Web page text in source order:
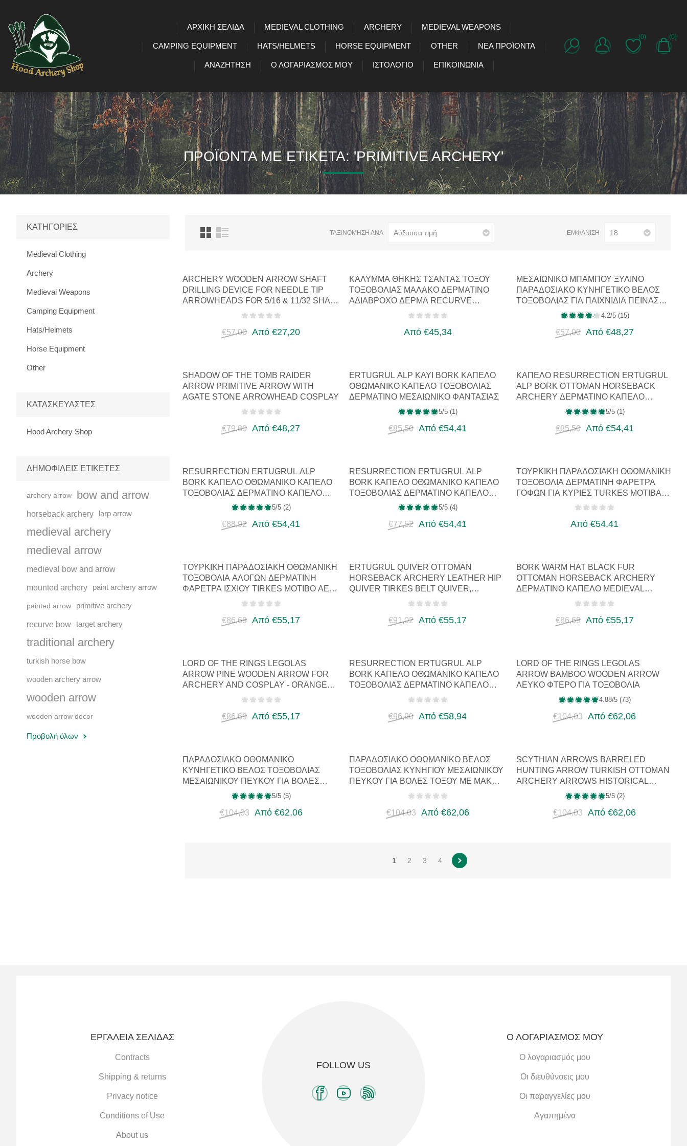
ΑΡΧΙΚΉ ΣΕΛΊΔΑ MEDIEVAL CLOTHING ARCHERY MEDIEVAL WEAPONS
CAMPING EQUIPMENT HATS/HELMETS HORSE EQUIPMENT OTHER ΝΈΑ ΠΡΟΪΌΝΤΑ
ΑΝΑΖΉΤΗΣΗ Ο ΛΟΓΑΡΙΑΣΜΌΣ ΜΟΥ ΙΣΤΟΛΌΓΙΟ ΕΠΙΚΟΙΝΩΝΊΑ
(0) (0)
ΠΡΟΪΌΝΤΑ ΜΕ ΕΤΙΚΈΤΑ: 'PRIMITIVE ARCHERY'
ΤΑΞΙΝΌΜΗΣΗ ΑΝΆ ΕΜΦΆΝΙΣΗ
ARCHERY WOODEN ARROW SHAFT
DRILLING DEVICE FOR NEEDLE TIP
ARROWHEADS FOR 5/16 & 11/32 SHA…
€57,00 Από €27,20
ΚΆΛΥΜΜΑ ΘΉΚΗΣ ΤΣΆΝΤΑΣ ΤΌΞΟΥ
ΤΟΞΟΒΟΛΊΑΣ ΜΑΛΑΚΌ ΔΕΡΜΆΤΙΝΟ
ΑΔΙΆΒΡΟΧΟ ΔΈΡΜΑ RECURVE
Από €45,34
ΜΕΣΑΙΩΝΙΚΌ ΜΠΑΜΠΟΎ ΞΎΛΙΝΟ
ΠΑΡΑΔΟΣΙΑΚΌ ΚΥΝΗΓΕΤΙΚΌ ΒΈΛΟΣ
ΤΟΞΟΒΟΛΊΑΣ ΓΙΑ ΠΑΙΧΝΊΔΙΑ ΠΕΊΝΑΣ
4.2/5 (15)
€57,00 Από €48,27
SHADOW OF THE TOMB RAIDER
ARROW PRIMITIVE ARROW WITH
AGATE STONE ARROWHEAD COSPLAY
€79,80 Από €48,27
ERTUGRUL ALP KAYI BORK ΚΑΠΈΛΟ
ΟΘΩΜΑΝΙΚΌ ΚΑΠΈΛΟ ΤΟΞΟΒΟΛΊΑΣ
ΔΕΡΜΆΤΙΝΟ ΜΕΣΑΙΩΝΙΚΌ ΦΑΝΤΑΣΊΑΣ
5/5 (1)
€85,50 Από €54,41
ΚΑΠΈΛΟ RESURRECTION ERTUGRUL
ALP BORK OTTOMAN HORSEBACK
ARCHERY ΔΕΡΜΆΤΙΝΟ ΚΑΠΈΛΟ
5/5 (1)
€85,50 Από €54,41
RESURRECTION ERTUGRUL ALP
BORK ΚΑΠΈΛΟ ΟΘΩΜΑΝΙΚΌ ΚΑΠΈΛΟ
ΤΟΞΟΒΟΛΊΑΣ ΔΕΡΜΆΤΙΝΟ ΚΑΠΈΛΟ
5/5 (2)
€88,92 Από €54,41
RESURRECTION ERTUGRUL ALP
BORK ΚΑΠΈΛΟ ΟΘΩΜΑΝΙΚΌ ΚΑΠΈΛΟ
ΤΟΞΟΒΟΛΊΑΣ ΔΕΡΜΆΤΙΝΟ ΚΑΠΈΛΟ
5/5 (4)
€77,52 Από €54,41
ΤΟΥΡΚΙΚΉ ΠΑΡΑΔΟΣΙΑΚΉ ΟΘΩΜΑΝΙΚΉ
ΤΟΞΟΒΟΛΊΑ ΔΕΡΜΆΤΙΝΗ ΦΑΡΈΤΡΑ
ΓΟΦΏΝ ΓΙΑ ΚΥΡΊΕΣ TURKES ΜΟΤΊΒΑ…
Από €54,41
ΤΟΥΡΚΙΚΉ ΠΑΡΑΔΟΣΙΑΚΉ ΟΘΩΜΑΝΙΚΉ
ΤΟΞΟΒΟΛΊΑ ΑΛΌΓΩΝ ΔΕΡΜΆΤΙΝΗ
ΦΑΡΈΤΡΑ ΙΣΧΊΟΥ TIRKES ΜΟΤΊΒΟ ΑΕ…
€86,69 Από €55,17
ERTUGRUL QUIVER OTTOMAN
HORSEBACK ARCHERY LEATHER HIP
QUIVER TIRKES BELT QUIVER,
€91,02 Από €55,17
BORK WARM HAT BLACK FUR
OTTOMAN HORSEBACK ARCHERY
ΔΕΡΜΆΤΙΝΟ ΚΑΠΈΛΟ MEDIEVAL
€86,69 Από €55,17
LORD OF THE RINGS LEGOLAS
ARROW PINE WOODEN ARROW FOR
ARCHERY AND COSPLAY - ORANGE
€86,69 Από €55,17
RESURRECTION ERTUGRUL ALP
BORK ΚΑΠΈΛΟ ΟΘΩΜΑΝΙΚΌ ΚΑΠΈΛΟ
ΤΟΞΟΒΟΛΊΑΣ ΔΕΡΜΆΤΙΝΟ ΚΑΠΈΛΟ
€96,90 Από €58,94
LORD OF THE RINGS LEGOLAS
ARROW BAMBOO WOODEN ARROW
ΛΕΥΚΌ ΦΤΕΡΌ ΓΙΑ ΤΟΞΟΒΟΛΊΑ
4.88/5 (73)
€104,03 Από €62,06
ΠΑΡΑΔΟΣΙΑΚΌ ΟΘΩΜΑΝΙΚΌ
ΚΥΝΗΓΕΤΙΚΌ ΒΈΛΟΣ ΤΟΞΟΒΟΛΊΑΣ
ΜΕΣΑΙΩΝΙΚΟΎ ΠΕΎΚΟΥ ΓΙΑ ΒΟΛΈΣ
ΤΌΞΟΥ ΜΕ Μ…
5/5 (5)
€104,03 Από €62,06
ΠΑΡΑΔΟΣΙΑΚΌ ΟΘΩΜΑΝΙΚΌ ΒΈΛΟΣ
ΤΟΞΟΒΟΛΊΑΣ ΚΥΝΗΓΙΟΎ ΜΕΣΑΙΩΝΙΚΟΎ
ΠΕΎΚΟΥ ΓΙΑ ΒΟΛΈΣ ΤΌΞΟΥ ΜΕ ΜΑΚ…
€104,03 Από €62,06
SCYTHIAN ARROWS BARRELED
HUNTING ARROW TURKISH OTTOMAN
ARCHERY ARROWS HISTORICAL
5/5 (2)
€104,03 Από €62,06
1 2 3 4
ΚΑΤΗΓΟΡΊΕΣ
Medieval Clothing
Archery
Medieval Weapons
Camping Equipment
Hats/Helmets
Horse Equipment
Other
ΚΑΤΑΣΚΕΥΑΣΤΈΣ
Hood Archery Shop
ΔΗΜΟΦΙΛΕΙΣ ΕΤΙΚΕΤΕΣ
archery arrow bow and arrow
horseback archery larp arrow
medieval archery
medieval arrow
medieval bow and arrow
mounted archery
paint archery arrow
painted arrow primitive archery
recurve bow target archery
traditional archery
turkish horse bow
wooden archery arrow
wooden arrow
wooden arrow decor
Προβολή όλων
FOLLOW US
ΕΡΓΑΛΕΊΑ ΣΕΛΊΔΑΣ
Contracts
Shipping & returns
Privacy notice
Conditions of Use
About us
Ο ΛΟΓΑΡΙΑΣΜΌΣ ΜΟΥ
Ο λογαριασμός μου
Οι διευθύνσεις μου
Οι παραγγελίες μου
Αγαπημένα